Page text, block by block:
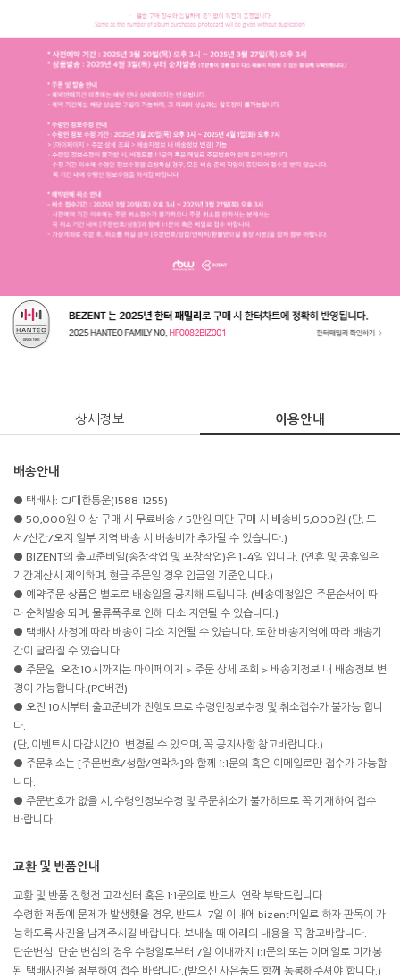
상세정보 이용안내
배송안내
● 택배사: CJ대한통운(1588-1255)
● 50,000원 이상 구매 시 무료배송 / 5만원 미만 구매 시 배송비 5,000원 (단, 도
서/산간/오지 일부 지역 배송 시 배송비가 추가될 수 있습니다.)
● BIZENT의 출고준비일(송장작업 및 포장작업)은 1~4일 입니다. (연휴 및 공휴일은
기간계산시 제외하며, 현금 주문일 경우 입금일 기준입니다.)
● 예약주문 상품은 별도로 배송일을 공지해 드립니다. (배송예정일은 주문순서에 따
라 순차발송 되며, 물류폭주로 인해 다소 지연될 수 있습니다.)
● 택배사 사정에 따라 배송이 다소 지연될 수 있습니다. 또한 배송지역에 따라 배송기
간이 달라질 수 있습니다.
● 주문일~오전10시까지는 마이페이지 > 주문 상세 조회 > 배송지정보 내 배송정보 변
경이 가능합니다.(PC버전)
● 오전 10시부터 출고준비가 진행되므로 수령인정보수정 및 취소접수가 불가능 합니
다.
(단, 이벤트시 마감시간이 변경될 수 있으며, 꼭 공지사항 참고바랍니다.)
● 주문취소는 [주문번호/성함/연락처]와 함께 1:1문의 혹은 이메일로만 접수가 가능합
니다.
● 주문번호가 없을 시, 수령인정보수정 및 주문취소가 불가하므로 꼭 기재하여 접수
바랍니다.
교환 및 반품안내
교환 및 반품 진행전 고객센터 혹은 1:1문의로 반드시 연락 부탁드립니다.
수령한 제품에 문제가 발생했을 경우, 반드시 7일 이내에 bizent메일로 하자 판독이 가
능하도록 사진을 남겨주시길 바랍니다. 보내실 때 아래의 내용을 꼭 참고바랍니다.
단순변심: 단순 변심의 경우 수령일로부터 7일 이내까지 1:1문의 또는 이메일로 미개봉
된 택배사진을 첨부하여 접수 바랍니다.(받으신 사은품도 함께 동봉해주셔야 합니다.)